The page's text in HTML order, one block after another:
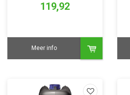
119,92
Meer info